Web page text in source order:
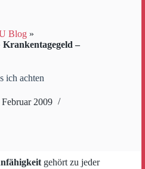
Blog »
Krankentagegeld –
ich achten
Februar 2009
gehört zu jeder